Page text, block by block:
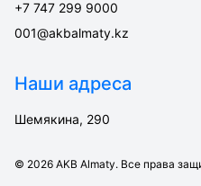
+7 747 299 9000
001@akbalmaty.kz
Наши адреса
Шемякина, 290
© 2026 AKB Almaty. Все права